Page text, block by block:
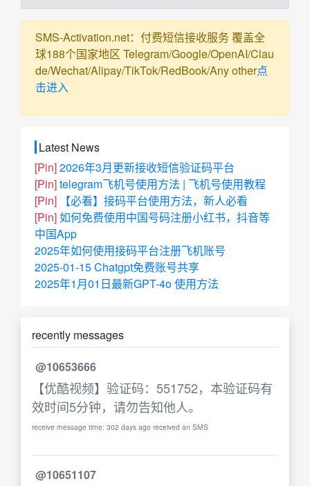
SMS-Activation.net：付费短信接收服务 覆盖全
球188个国家地区 Telegram/Google/OpenAI/Clau
de/Wechat/Alipay/TikTok/RedBook/Any other点
击进入
Latest News
[Pin]2026年3月更新接收短信验证码平台
[Pin]telegram飞机号使用方法 | 飞机号使用教程
[Pin]
【必看】接码平台使用方法，新人必看
[Pin]如何免费使用中国号码注册小红书，抖音等
中国App
2025年如何使用接码平台注册飞机账号
2025-01-15 Chatgpt免费账号共享
2025年1月01日最新GPT-4o 使用方法
recently messages
@10653666
【优酷视频】验证码：551752，本验证码有
效时间5分钟，请勿告知他人。
receive message time: 302 days ago received an SMS
@10651107